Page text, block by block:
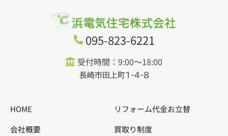
095-823-6221
受付時間：9:00～18:00
長崎市田上町1-4-8
HOME
会社概要
リフォーム代金お立替
買取り制度